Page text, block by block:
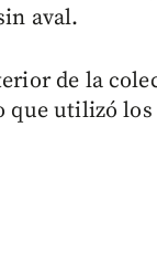
aval.
de la
utilizó los